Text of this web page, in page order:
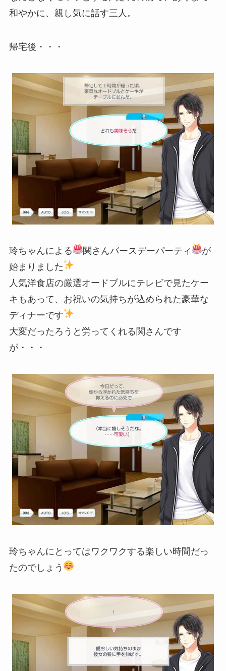
和やかに、親し気に話す三人。
帰宅後・・・
玲ちゃんによる 関さんバースデーパーティ
が
始まりました
人気洋食店の厳選オードブルにテレビで見たケー
キもあって、お祝いの気持ちが込められた豪華な
ディナーです
大変だったろうと労ってくれる関さんです
が・・・
玲ちゃんにとってはワクワクする楽しい時間だっ
たのでしょう